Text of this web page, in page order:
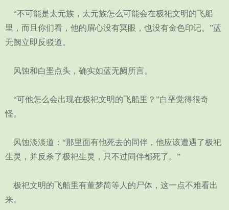
“不可能是太元族，太元族怎么可能会在极祀文明的飞船
里，而且你们看，他的眉心没有冥眼，也没有金色印记。”蓝
无阙立即反驳道。
风蚀和白垩点头，确实如蓝无阙所言。
“可他怎么会出现在极祀文明的飞船里？”白垩觉得很奇
怪。
风蚀淡淡道：“那里面有他死去的同伴，他应该遭遇了极祀
生灵，并反杀了极祀生灵，只不过同伴都死了。”
极祀文明的飞船里有董梦简等人的尸体，这一点不难看出
来。